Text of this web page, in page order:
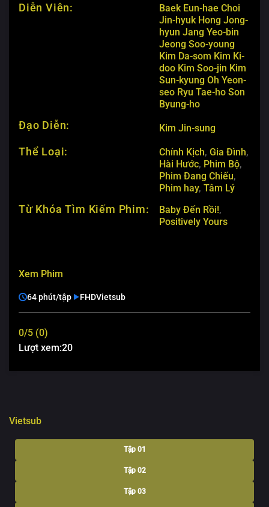
Diễn Viên: Baek Eun-hae Choi
Jin-hyuk Hong Jong-
hyun Jang Yeo-bin
Jeong Soo-young
Kim Da-som Kim Ki-
doo Kim Soo-jin Kim
Sun-kyung Oh Yeon-
seo Ryu Tae-ho Son
Byung-ho
Đạo Diễn: Kim Jin-sung
Thể Loại: Chính Kịch, Gia Đình,
Hài Hước, Phim Bộ,
Phim Đang Chiếu,
Phim hay, Tâm Lý
Từ Khóa Tìm Kiếm Phim: Baby Đến Rồi!,
Positively Yours
Xem Phim
64 phút/tập FHDVietsub
0/5 (0)
Lượt xem:20
Vietsub
Tập 01
Tập 02
Tập 03